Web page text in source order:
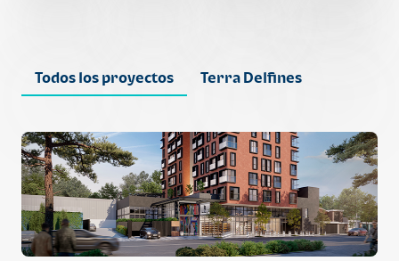
Todos los proyectos Terra Delfines